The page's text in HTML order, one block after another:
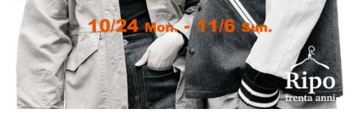
お問い合わせ